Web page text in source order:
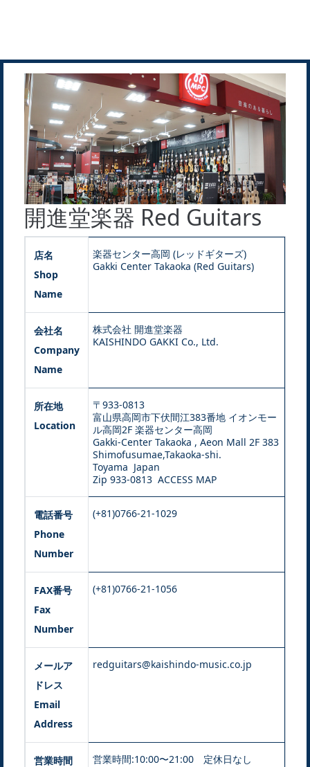
開進堂楽器 Red Guitars
店名
Shop
Name
楽器センター高岡 (レッドギターズ)
Gakki Center Takaoka (Red Guitars)
会社名
Company
Name
株式会社 開進堂楽器
KAISHINDO GAKKI Co., Ltd.
所在地
Location
〒933-0813
富山県高岡市下伏間江383番地 イオンモー
ル高岡2F 楽器センター高岡
Gakki-Center Takaoka , Aeon Mall 2F 383
Shimofusumae,Takaoka-shi.
Toyama Japan
Zip 933-0813 ACCESS MAP
電話番号
Phone
Number
(+81)0766-21-1029
FAX番号
Fax
Number
(+81)0766-21-1056
メールア
ドレス
Email
Address
redguitars@kaishindo-music.co.jp
営業時間
営業時間:10:00〜21:00 定休日なし